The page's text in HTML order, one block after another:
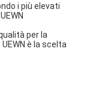
i più elevati
per la
è la scelta